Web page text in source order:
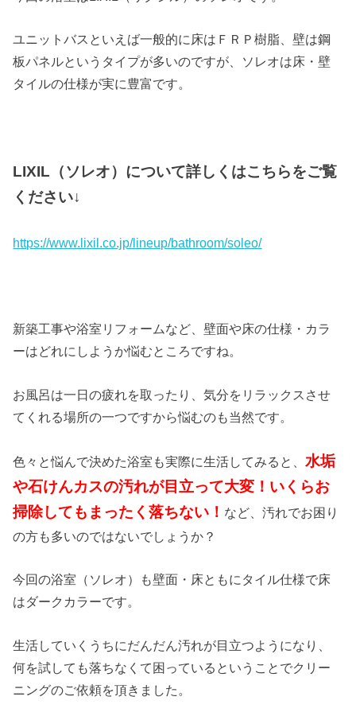
ユニットバスといえば一般的に床はＦＲＰ樹脂、壁は鋼
板パネルというタイプが多いのですが、ソレオは床・壁
タイルの仕様が実に豊富です。
LIXIL（ソレオ）について詳しくはこちらをご覧
ください↓
https://www.lixil.co.jp/lineup/bathroom/soleo/
新築工事や浴室リフォームなど、壁面や床の仕様・カラ
ーはどれにしようか悩むところですね。
お風呂は一日の疲れを取ったり、気分をリラックスさせ
てくれる場所の一つですから悩むのも当然です。
色々と悩んで決めた浴室も実際に生活してみると、水垢
や石けんカスの汚れが目立って大変！いくらお
掃除してもまったく落ちない！ など、汚れでお困り
の方も多いのではないでしょうか？
今回の浴室（ソレオ）も壁面・床ともにタイル仕様で床
はダークカラーです。
生活していくうちにだんだん汚れが目立つようになり、
何を試しても落ちなくて困っているということでクリー
ニングのご依頼を頂きました。